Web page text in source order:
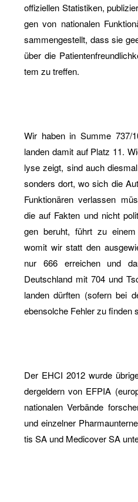
of­fi­zi­el­len Sta­tis­ti­ken,
gen von na­tio­na­len
sam­men­ge­stellt, dass sie
über die
tem zu tref­fen.
Wir haben in Summe 737/
lan­den damit auf Platz 11.
ly­se zeigt, sind auch
son­ders dort, wo sich die
Funk­tio­nä­ren ver­las­sen
die auf Fak­ten und nicht
gen be­ruht, führt zu
womit wir statt den
nur 666 er­rei­chen und
Deutsch­land mit 704 und
lan­den dürf­ten (so­fern bei
eben­sol­che Feh­ler zu fin­den
Der EHCI 2012 wurde
der­gel­dern von EFPIA
na­tio­na­len Ver­bän­de
und ein­zel­ner
tis SA und Me­di­co­ver SA